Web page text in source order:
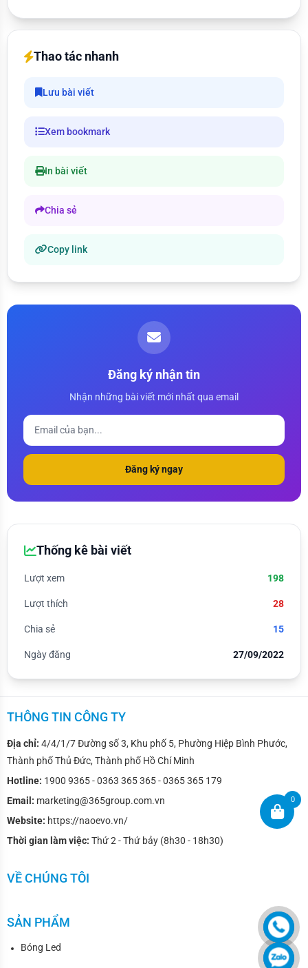
Thao tác nhanh
Lưu bài viết
Xem bookmark
In bài viết
Chia sẻ
Copy link
Đăng ký nhận tin
Nhận những bài viết mới nhất qua email
Đăng ký ngay
Thống kê bài viết
Lượt xem 198
Lượt thích 28
Chia sẻ 15
Ngày đăng 27/09/2022
THÔNG TIN CÔNG TY
Địa chỉ: 4/4/1/7 Đường số 3, Khu phố 5, Phường Hiệp Bình Phước,
Thành phố Thủ Đức, Thành phố Hồ Chí Minh
Hotline: 1900 9365 - 0363 365 365 - 0365 365 179
Email: marketing@365group.com.vn
Website: https://naoevo.vn/
Thời gian làm việc: Thứ 2 - Thứ bảy (8h30 - 18h30)
VỀ CHÚNG TÔI
SẢN PHẨM
Bóng Led
0